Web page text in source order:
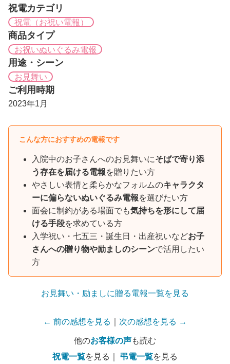
祝電カテゴリ
祝電（お祝い電報）
商品タイプ
お祝いぬいぐるみ電報
用途・シーン
お見舞い
ご利用時期
2023年1月
こんな方におすすめの電報です
入院中のお子さんへのお見舞いにそばで寄り添
う存在を届ける電報を贈りたい方
やさしい表情と柔らかなフォルムのキャラクタ
ーに偏らないぬいぐるみ電報を選びたい方
面会に制約がある場面でも気持ちを形にして届
ける手段を求めている方
入学祝い・七五三・誕生日・出産祝いなどお子
さんへの贈り物や励ましのシーンで活用したい
方
お見舞い・励ましに贈る電報一覧を見る
← 前の感想を見る 次の感想を見る →
他のお客様の声も読む
祝電一覧を見る｜ 弔電一覧を見る